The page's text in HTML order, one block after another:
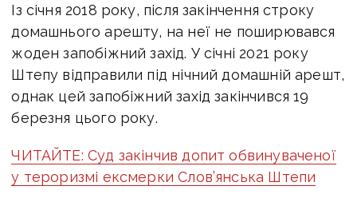
Із січня 2018 року, після закінчення строку
домашнього арешту, на неї не поширювався
жоден запобіжний захід. У січні 2021 року
Штепу відправили під нічний домашній арешт,
однак цей запобіжний захід закінчився 19
березня цього року.
ЧИТАЙТЕ: Суд закінчив допит обвинуваченої
у тероризмі ексмерки Слов’янська Штепи